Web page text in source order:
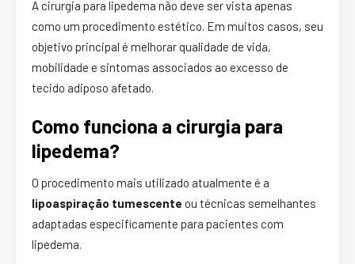
A cirurgia para lipedema não deve ser vista apenas
como um procedimento estético. Em muitos casos, seu
objetivo principal é melhorar qualidade de vida,
mobilidade e sintomas associados ao excesso de
tecido adiposo afetado.
Como funciona a cirurgia para
lipedema?
O procedimento mais utilizado atualmente é a
lipoaspiração tumescente ou técnicas semelhantes
adaptadas especificamente para pacientes com
lipedema.